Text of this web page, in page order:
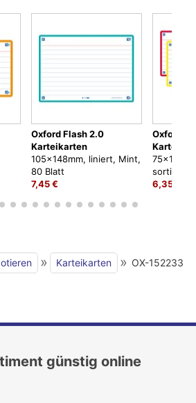
Oxford Flash 2.0
Karteikarten
105x148mm, liniert, Mint,
80 Blatt
7,45 €
Oxford
sortiert,
6,35 €
» Karteikarten » OX-152233
günstig online